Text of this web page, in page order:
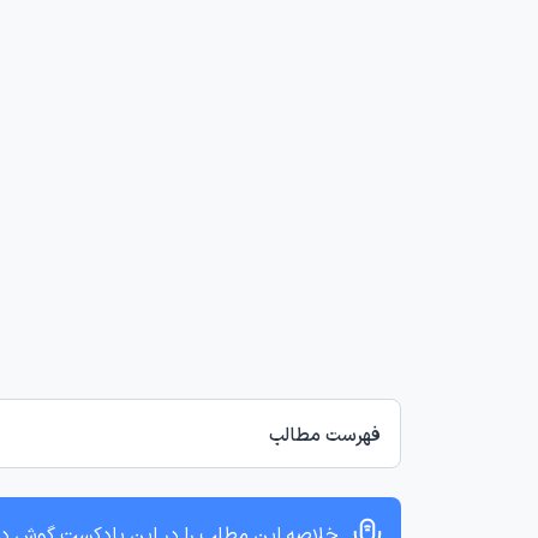
فهرست مطالب